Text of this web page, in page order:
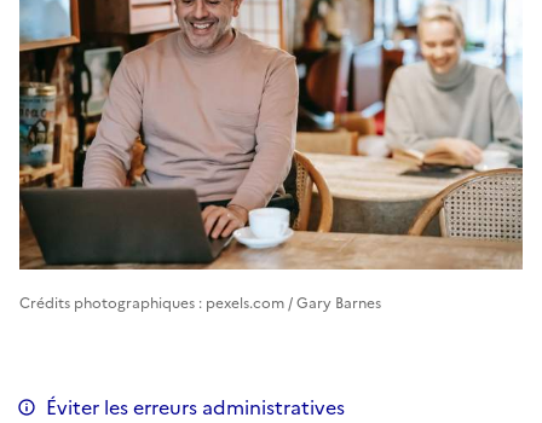
Crédits photographiques : pexels.com / Gary Barnes
Éviter les erreurs administratives